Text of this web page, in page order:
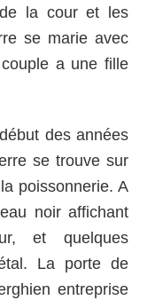
la cour et les
se marie avec
a une fille
des années
se trouve sur
poissonnerie. A
noir affichant
et quelques
La porte de
entreprise